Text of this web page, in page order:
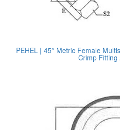
PEHEL | 45° Metric Female
Crimp Fitting